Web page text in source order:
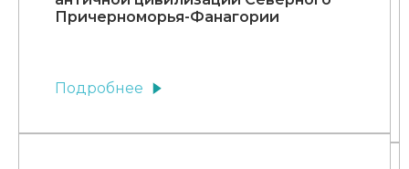
Причерноморья-Фанагории
Подробнее